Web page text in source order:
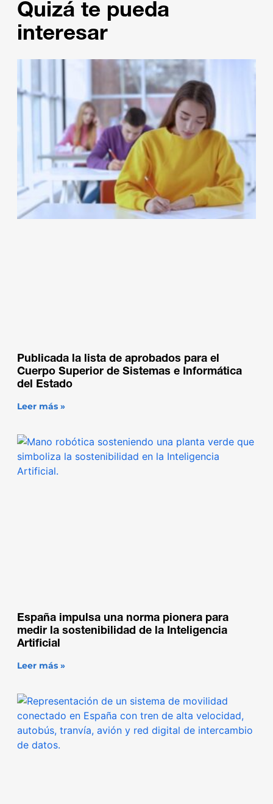
Quizá te pueda
interesar
Publicada la lista de aprobados para el
Cuerpo Superior de Sistemas e Informática
del Estado
Leer más »
España impulsa una norma pionera para
medir la sostenibilidad de la Inteligencia
Artificial
Leer más »